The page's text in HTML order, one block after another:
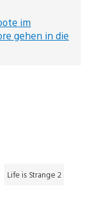
im
gehen in die
Life is Strange 2